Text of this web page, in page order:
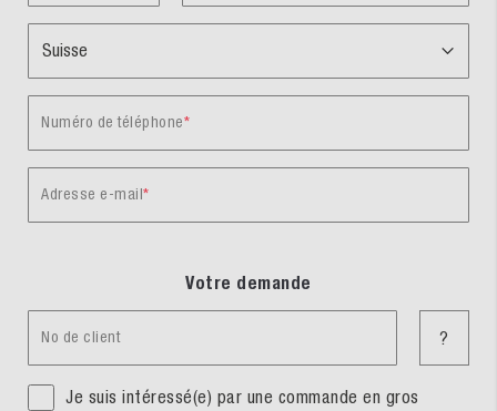
Numéro de téléphone
Adresse e-mail
Votre demande
No de client ?
Je suis intéressé(e) par une commande en gros